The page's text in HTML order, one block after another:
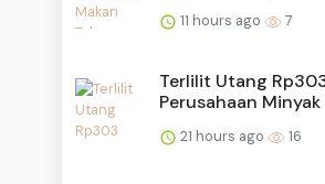
11 hours ago 7
Terlilit Utang
Perusahaan Minyak
21 hours ago 16